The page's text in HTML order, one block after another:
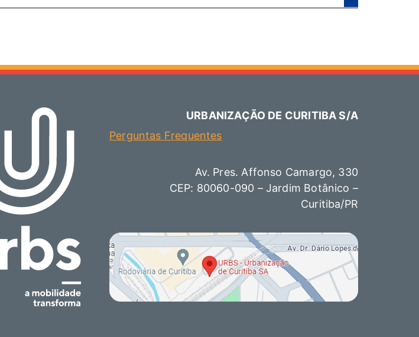
URBANIZAÇÃO DE CURITIBA S/A
Perguntas Frequentes
Av. Pres. Affonso Camargo, 330
CEP: 80060-090 – Jardim Botânico –
Curitiba/PR